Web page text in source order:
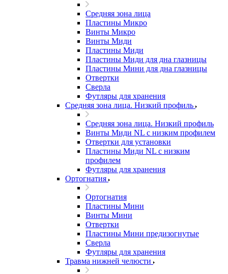
Средняя зона лица
Пластины Микро
Винты Микро
Винты Миди
Пластины Миди
Пластины Миди для дна глазницы
Пластины Мини для дна глазницы
Отвертки
Сверла
Футляры для хранения
Средняя зона лица. Низкий профиль
Средняя зона лица. Низкий профиль
Винты Миди NL с низким профилем
Отвертки для установки
Пластины Миди NL с низким
профилем
Футляры для хранения
Ортогнатия
Ортогнатия
Пластины Мини
Винты Мини
Отвертки
Пластины Мини предизогнутые
Сверла
Футляры для хранения
Травма нижней челюсти